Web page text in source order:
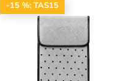
-15 %: TAS15